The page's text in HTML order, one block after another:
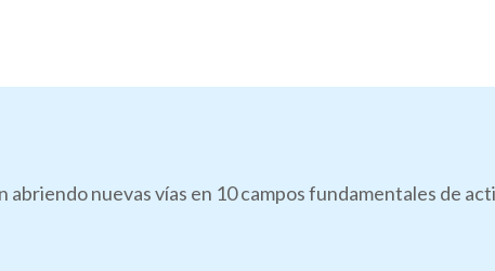
abriendo nuevas vías en 10 campos fundamentales de